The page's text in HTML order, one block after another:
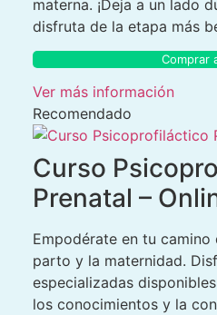
materna. ¡Deja a un lado
disfruta de la etapa más
Comprar
Ver más información
Recomendado
Curso
Prenatal –
Empodérate en tu
parto y la maternidad.
especializadas
los conocimientos y la